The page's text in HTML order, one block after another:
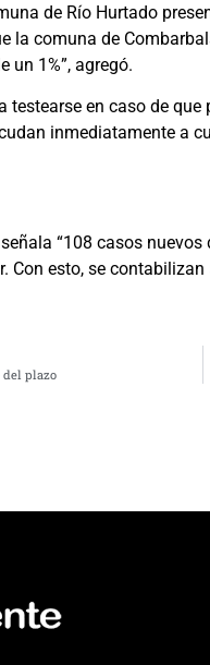
de Río Hurtado
la comuna de
un 1%”, agregó.
en caso de
inmediatamente a
“108 casos
Con esto, se
del plazo